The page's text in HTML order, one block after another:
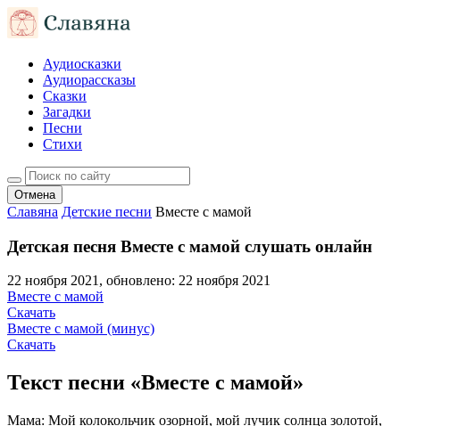
Аудиосказки
Аудиорассказы
Сказки
Загадки
Песни
Стихи
Отмена
Славяна Детские песни Вместе с мамой
Детская песня Вместе с мамой слушать онлайн
22 ноября 2021, обновлено: 22 ноября 2021
Вместе с мамой
Скачать
Вместе с мамой (минус)
Скачать
Текст песни «Вместе с мамой»
Мама: Мой колокольчик озорной, мой лучик солнца золотой,